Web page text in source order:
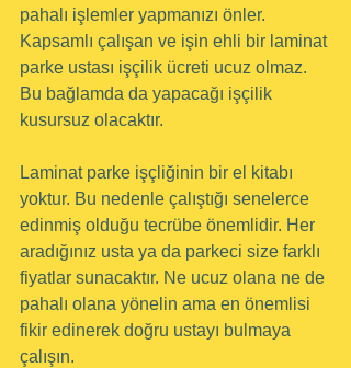
pahalı işlemler yapmanızı önler.
Kapsamlı çalışan ve işin ehli bir laminat
parke ustası işçilik ücreti ucuz olmaz.
Bu bağlamda da yapacağı işçilik
kusursuz olacaktır.
Laminat parke işçliğinin bir el kitabı
yoktur. Bu nedenle çalıştığı senelerce
edinmiş olduğu tecrübe önemlidir. Her
aradığınız usta ya da parkeci size farklı
fiyatlar sunacaktır. Ne ucuz olana ne de
pahalı olana yönelin ama en önemlisi
fikir edinerek doğru ustayı bulmaya
çalışın.